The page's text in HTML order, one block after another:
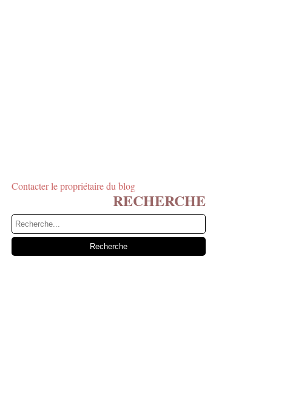
Contacter le propriétaire du blog
RECHERCHE